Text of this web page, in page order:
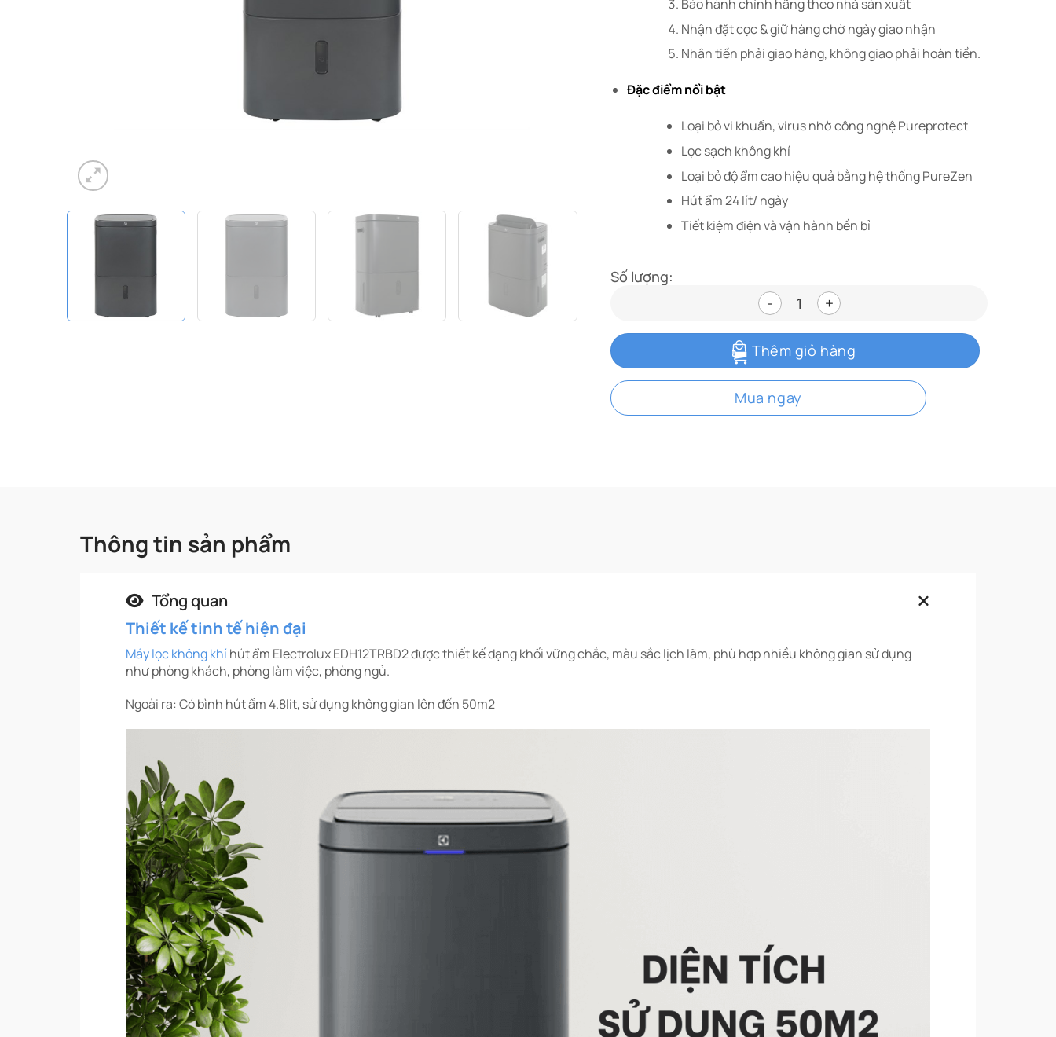
Bảo hành chính hãng theo nhà sản xuất
Nhận đặt cọc & giữ hàng chờ ngày giao nhận
Nhân tiền phải giao hàng, không giao phải hoàn tiền.
Đặc điểm nổi bật
Loại bỏ vi khuẩn, virus nhờ công nghệ Pureprotect
Lọc sạch không khí
Loại bỏ độ ẩm cao hiệu quả bằng hệ thống PureZen
Hút ẩm 24 lít/ ngày
Tiết kiệm điện và vận hành bền bỉ
Số lượng:
Máy lọc không khí hút ẩm Electrolux
Thêm giỏ hàng
Mua ngay
Thông tin sản phẩm
Tổng quan
Thiết kế tinh tế hiện đại
Máy lọc không khí hút ẩm Electrolux EDH12TRBD2 được thiết kế dạng khối vững chắc, màu sắc lịch lãm, phù hợp nhiều không gian sử dụng
như phòng khách, phòng làm việc, phòng ngủ.
Ngoài ra: Có bình hút ẩm 4.8lit, sử dụng không gian lên đến 50m2